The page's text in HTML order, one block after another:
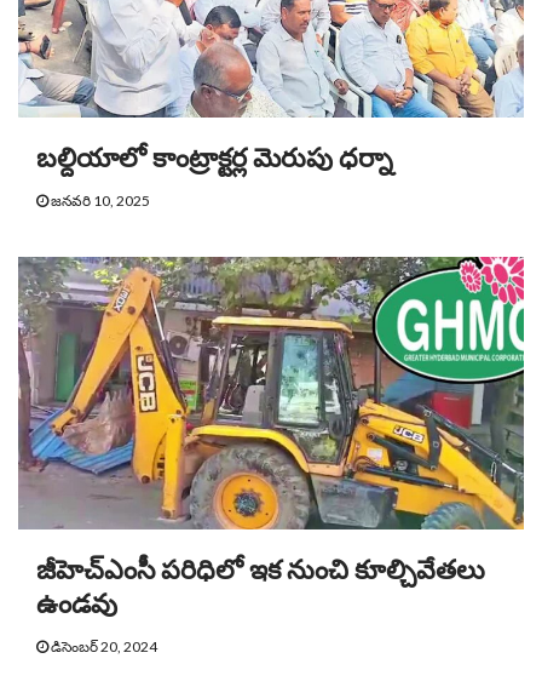
బల్దియాలో కాంట్రాక్టర్ల మెరుపు ధర్నా
జనవరి 10, 2025
జీహెచ్‌ఎంసీ పరిధిలో ఇక నుంచి కూల్చివేతలు
ఉండవు
డిసెంబర్ 20, 2024